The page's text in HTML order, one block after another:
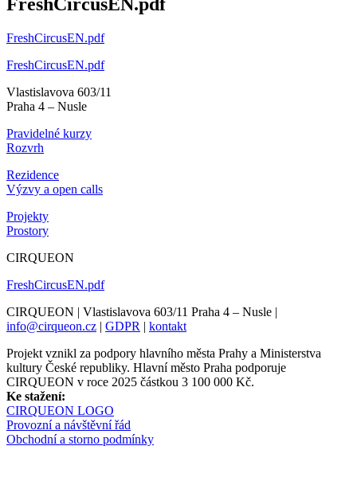
FreshCircusEN.pdf
FreshCircusEN.pdf
Vlastislavova 603/11
Praha 4 – Nusle
Pravidelné kurzy
Rozvrh
Rezidence
Výzvy a open calls
Projekty
Prostory
CIRQUEON
FreshCircusEN.pdf
CIRQUEON | Vlastislavova 603/11 Praha 4 – Nusle |
info@cirqueon.cz | GDPR | kontakt
Projekt vznikl za podpory hlavního města Prahy a Ministerstva
kultury České republiky. Hlavní město Praha podporuje
CIRQUEON v roce 2025 částkou 3 100 000 Kč.
Ke stažení:
CIRQUEON LOGO
Provozní a návštěvní řád
Obchodní a storno podmínky